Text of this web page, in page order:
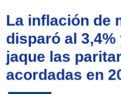
La inflación de
disparó al 3,4%
jaque las
acordadas en